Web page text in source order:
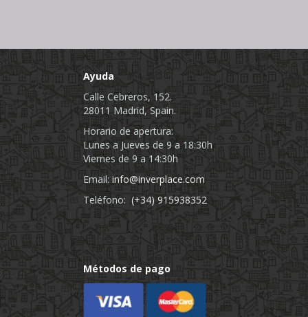
Ayuda
Calle Cebreros, 152.
28011 Madrid, Spain.
Horario de apertura:
Lunes a Jueves de 9 a 18:30h
Viernes de 9 a 14:30h
Email: info@inverplace.com
Teléfono: (+34) 915938352
Métodos de pago